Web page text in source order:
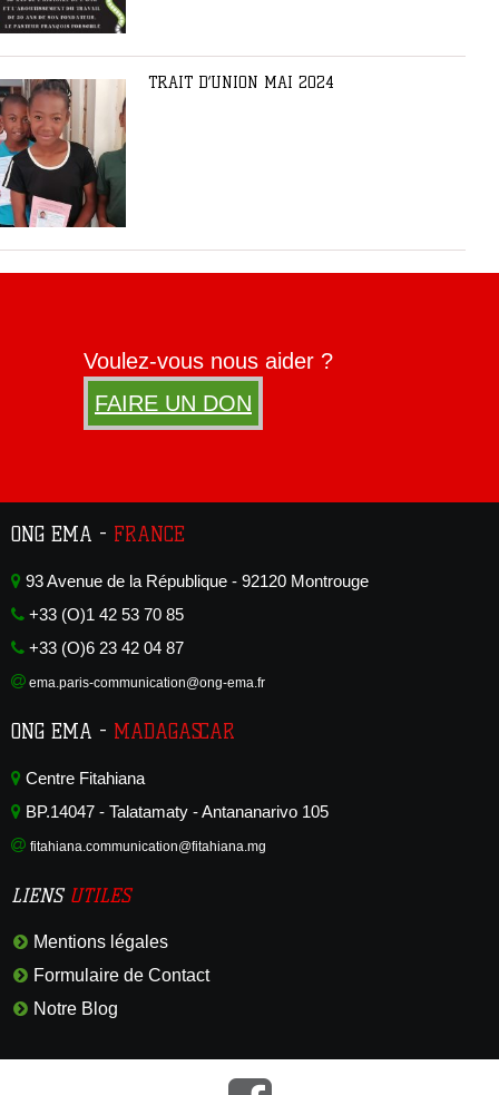
TRAIT D’UNION MAI 2024
Voulez-vous nous aider ?
FAIRE UN DON
ONG EMA - FRANCE
93 Avenue de la République - 92120 Montrouge
+33 (O)1 42 53 70 85
+33 (O)6 23 42 04 87
ema.paris-communication@ong-ema.fr
ONG EMA - MADAGASCAR
Centre Fitahiana
BP.14047 - Talatamaty - Antananarivo 105
fitahiana.communication@fitahiana.mg
LIENS UTILES
Mentions légales
Formulaire de Contact
Notre Blog